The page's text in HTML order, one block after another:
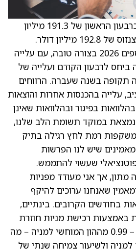
מדווחת על הכנסות ברבעון הראשון של 191.3 מיליון
דולר, לעומת צפי קונצנזוס של 192.8 מיליון דולר.
“פתחנו את שנת הכספים 2026 בצורה טובה, עם עלייה
למניה ביחס לרבעון הקודם ועלייה של
תקופה בשנה שעברה. הרווחים
עלייה בהכנסות אחרות והוצאות
בפיגור ובהלוואות שאינן
נמצאת במוקד תשומת הלב שלנו,
רמת לחץ רגילה בתיק
מאמינים שיש לנו הפרשות
שעשוי להתממש.
מתון, אך אני מעודד מפניות
שאנחנו ערוכים להיקף
בחודשים הקרובים. בינתיים,
באמצעות רכישת מניות חוזרת
בשוויים אטרקטיביים – 0.99 מההון המוחשי למניה – מה
למניה ולשיעור צמיחה שנתי של